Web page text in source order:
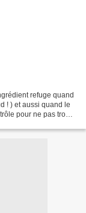
refuge quand
! ) et aussi quand le
pour ne pas trop